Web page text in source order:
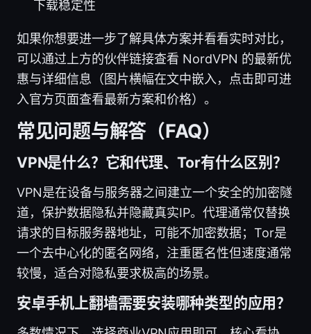
下载稳定性
如果你想要进一步了解具体方案并看看实时对比，
可以通过上方的伙伴链接查看 NordVPN 的最新优
惠与详细信息（图片横幅在文中嵌入，点击即可进
入官方页面查看最新方案和价格）。
常见问题与解答（FAQ）
VPN是什么？它和代理、Tor有什么区别？
VPN是在设备与服务器之间建立一个安全的加密隧
道，保护数据隐私并隐藏真实IP。代理通常仅替换
请求的目标服务器地址，可能不加密数据；Tor是
一个去中心化的匿名网络，注重匿名性但速度通常
较慢，适合对隐私要求极高的场景。
安卓手机上翻墙需要安装哪种类型的应用？